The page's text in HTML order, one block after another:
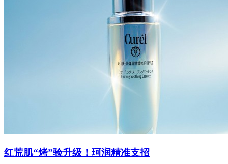
红荒肌“烤”验升级！珂润精准支招